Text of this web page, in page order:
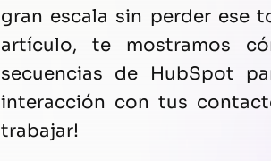
gran escala sin perder ese
artículo, te mostramos
secuencias de HubSpot
interacción con tus
trabajar!